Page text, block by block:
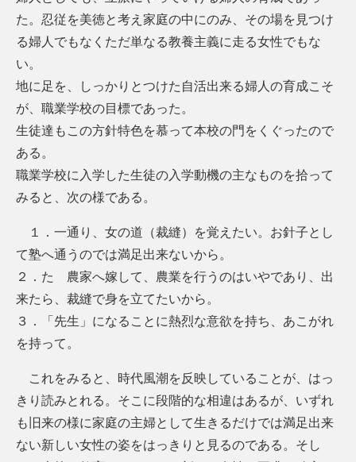
た。忍従を美徳と考え家庭の中にのみ、その場を見つけ
る婦人でもなくただ単なる教養主義に走る女性でもな
い。
地に足を、しっかりとつけた自活出来る婦人の育成こそ
が、職業学校の目標であった。
生徒達もこの方針特色を慕って本校の門をくぐったので
ある。
職業学校に入学した生徒の入学動機の主なものを拾って
みると、次の様である。
１．一通り、女の道（裁縫）を覚えたい。お針子とし
て塾へ通うのでは満足出来ないから。
２．たゞ農家へ嫁して、農業を行うのはいやであり、出
来たら、裁縫で身を立てたいから。
３．「先生」になることに熱烈な意欲を持ち、あこがれ
を持って。
これをみると、時代風潮を反映していることが、はっ
きり読みとれる。そこに段階的な相違はあるが、いずれ
も旧来の様に家庭の主婦として生きるだけでは満足出来
ない新しい女性の姿をはっきりと見るのである。そし